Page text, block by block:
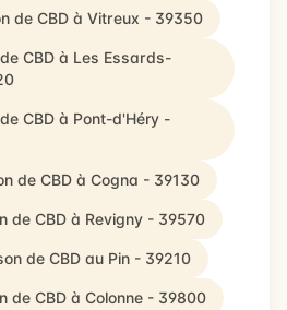
de CBD à Vitreux - 39350
CBD à Les Essards-
CBD à Pont-d'Héry -
de CBD à Cogna - 39130
de CBD à Revigny - 39570
de CBD au Pin - 39210
de CBD à Colonne - 39800